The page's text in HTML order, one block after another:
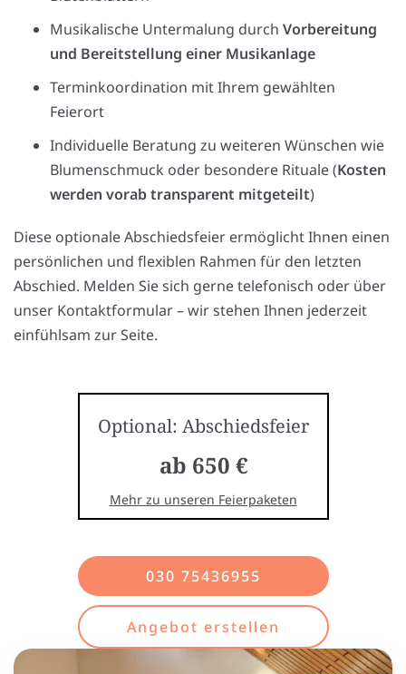
Musikalische Untermalung durch Vorbereitung
und Bereitstellung einer Musikanlage
Terminkoordination mit Ihrem gewählten
Feierort
Individuelle Beratung zu weiteren Wünschen wie
Blumenschmuck oder besondere Rituale (Kosten
werden vorab transparent mitgeteilt)
Diese optionale Abschiedsfeier ermöglicht Ihnen einen
persönlichen und flexiblen Rahmen für den letzten
Abschied. Melden Sie sich gerne telefonisch oder über
unser Kontaktformular – wir stehen Ihnen jederzeit
einfühlsam zur Seite.
Optional: Abschiedsfeier
ab 650 €
Mehr zu unseren Feierpaketen
030 75436955
Angebot erstellen